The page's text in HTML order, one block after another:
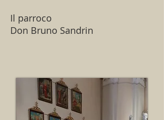
Il parroco
Don Bruno Sandrin